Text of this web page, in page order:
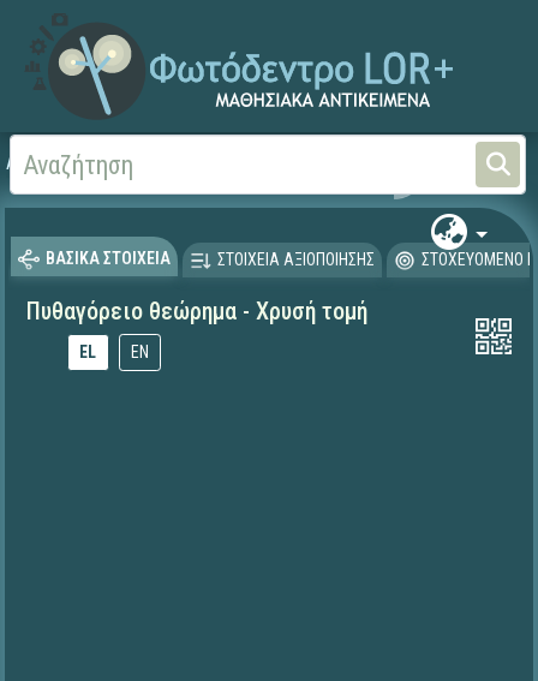
Αρχική
ΒΑΣΙΚΑ ΣΤΟΙΧΕΙΑ ΣΤΟΙΧΕΙΑ ΑΞΙΟΠΟΙΗΣΗΣ ΣΤΟΧΕΥΟΜΕΝΟ
Πυθαγόρειο θεώρημα - Χρυσή τομή
EL EN